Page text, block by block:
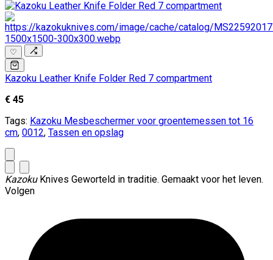
♡
Kazoku Leather Knife Folder Red 7 compartment
€ 45
Tags: Kazoku Mesbeschermer voor groentemessen tot 16
cm, 0012, Tassen en opslag
KazokuKnives Geworteld in traditie. Gemaakt voor het leven.
Volgen